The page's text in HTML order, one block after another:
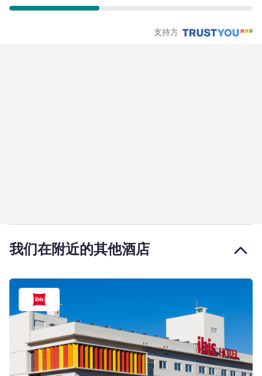
支持方
我们在附近的其他酒店